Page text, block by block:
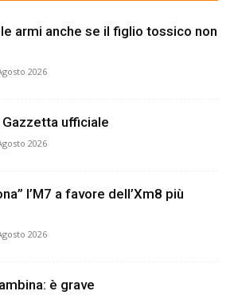
armi anche se il figlio tossico non
2026
ufficiale
2026
l’M7 a favore dell’Xm8 più
2026
è grave